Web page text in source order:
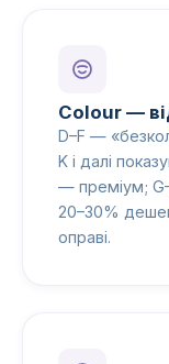
Colour —
D–F —
K і далі
— преміум;
20–30%
оправі.